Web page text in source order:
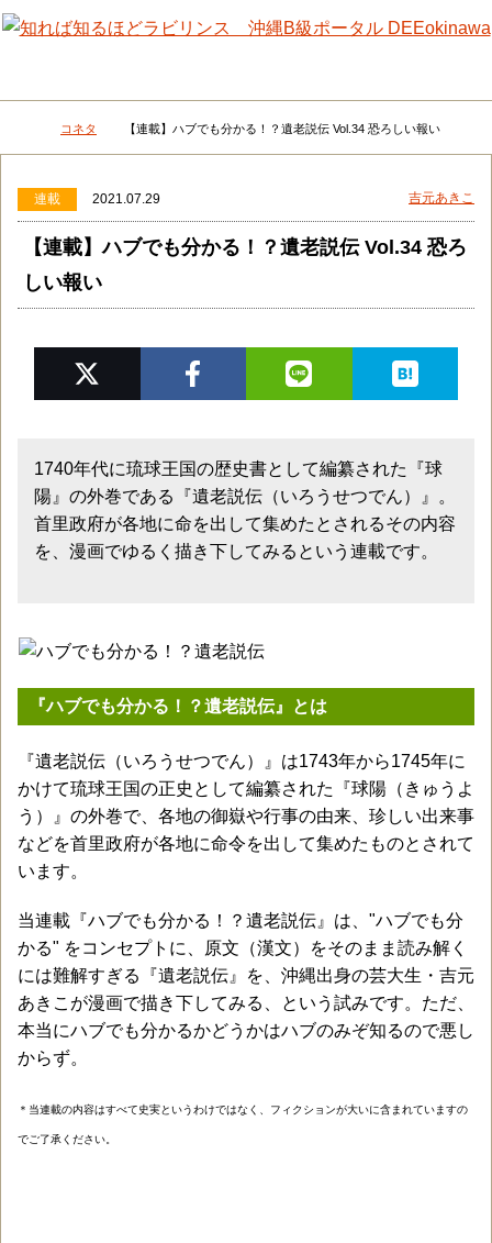
メニュー 検
DEEokinawaトップ
コネタ 【連載】ハブでも分かる！？遺老説伝 Vol.34 恐ろしい報い
連載 2021.07.29 吉元あきこ
【連載】ハブでも分かる！？遺老説伝 Vol.34 恐ろ
しい報い
1740年代に琉球王国の歴史書として編纂された『球
陽』の外巻である『遺老説伝（いろうせつでん）』。
首里政府が各地に命を出して集めたとされるその内容
を、漫画でゆるく描き下してみるという連載です。
『ハブでも分かる！？遺老説伝』とは
『遺老説伝（いろうせつでん）』は1743年から1745年に
かけて琉球王国の正史として編纂された『球陽（きゅうよ
う）』の外巻で、各地の御嶽や行事の由来、珍しい出来事
などを首里政府が各地に命令を出して集めたものとされて
います。
当連載『ハブでも分かる！？遺老説伝』は、"ハブでも分
かる" をコンセプトに、原文（漢文）をそのまま読み解く
には難解すぎる『遺老説伝』を、沖縄出身の芸大生・吉元
あきこが漫画で描き下してみる、という試みです。ただ、
本当にハブでも分かるかどうかはハブのみぞ知るので悪し
からず。
＊当連載の内容はすべて史実というわけではなく、フィクションが大いに含まれていますの
でご了承ください。